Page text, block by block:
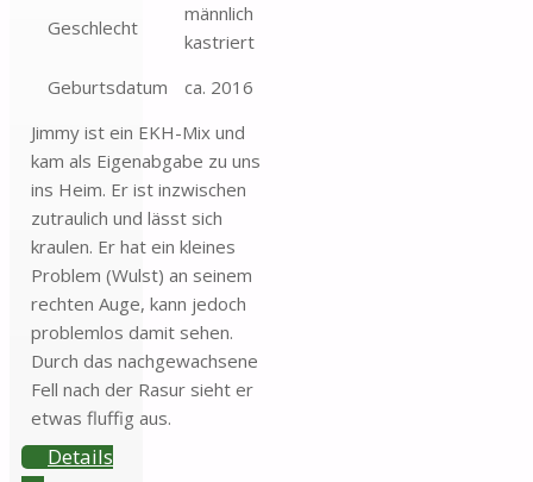
Geschlecht
männlich
kastriert
Geburtsdatum
ca. 2016
Jimmy ist ein EKH-Mix und
kam als Eigenabgabe zu uns
ins Heim. Er ist inzwischen
zutraulich und lässt sich
kraulen. Er hat ein kleines
Problem (Wulst) an seinem
rechten Auge, kann jedoch
problemlos damit sehen.
Durch das nachgewachsene
Fell nach der Rasur sieht er
etwas fluffig aus.
Details